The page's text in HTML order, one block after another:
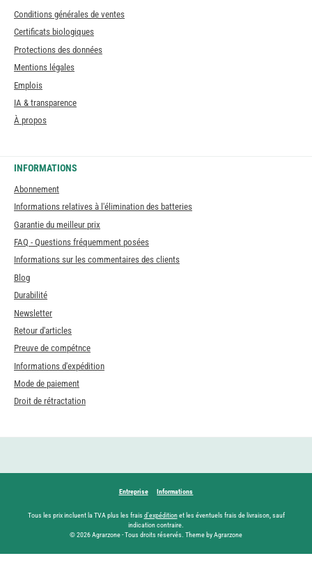
Conditions générales de ventes
Certificats biologiques
Protections des données
Mentions légales
Emplois
IA & transparence
À propos
INFORMATIONS
Abonnement
Informations relatives à l'élimination des batteries
Garantie du meilleur prix
FAQ - Questions fréquemment posées
Informations sur les commentaires des clients
Blog
Durabilité
Newsletter
Retour d'articles
Preuve de compétnce
Informations d'expédition
Mode de paiement
Droit de rétractation
Entreprise Informations
Tous les prix incluent la TVA plus les frais d'expéditionet les éventuels frais de livraison, sauf
indication contraire.
© 2026 Agrarzone - Tous droits réservés. Theme by Agrarzone